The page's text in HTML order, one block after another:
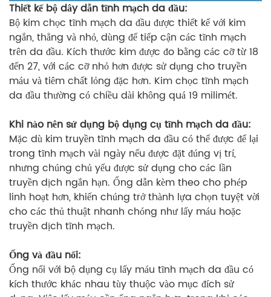
Thiết kế bộ dây dẫn tĩnh mạch da đầu:
Bộ kim chọc tĩnh mạch da đầu được thiết kế với kim
ngắn, thẳng và nhỏ, dùng để tiếp cận các tĩnh mạch
trên da đầu. Kích thước kim được đo bằng các cỡ từ 18
đến 27, với các cỡ nhỏ hơn được sử dụng cho truyền
máu và tiêm chất lỏng đặc hơn. Kim chọc tĩnh mạch
da đầu thường có chiều dài không quá 19 milimét.
Khi nào nên sử dụng bộ dụng cụ tĩnh mạch da đầu:
Mặc dù kim truyền tĩnh mạch da đầu có thể được để lại
trong tĩnh mạch vài ngày nếu được đặt đúng vị trí,
nhưng chúng chủ yếu được sử dụng cho các lần
truyền dịch ngắn hạn. Ống dẫn kèm theo cho phép
linh hoạt hơn, khiến chúng trở thành lựa chọn tuyệt vời
cho các thủ thuật nhanh chóng như lấy máu hoặc
truyền dịch tĩnh mạch.
Ống và đầu nối:
Ống nối với bộ dụng cụ lấy máu tĩnh mạch da đầu có
kích thước khác nhau tùy thuộc vào mục đích sử